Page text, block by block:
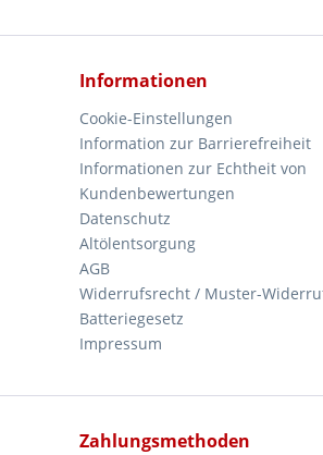
Informationen
Cookie-Einstellungen
Information zur Barrierefreiheit
Informationen zur Echtheit von
Kundenbewertungen
Datenschutz
Altölentsorgung
AGB
Widerrufsrecht / Muster-
Batteriegesetz
Impressum
Zahlungsmethoden